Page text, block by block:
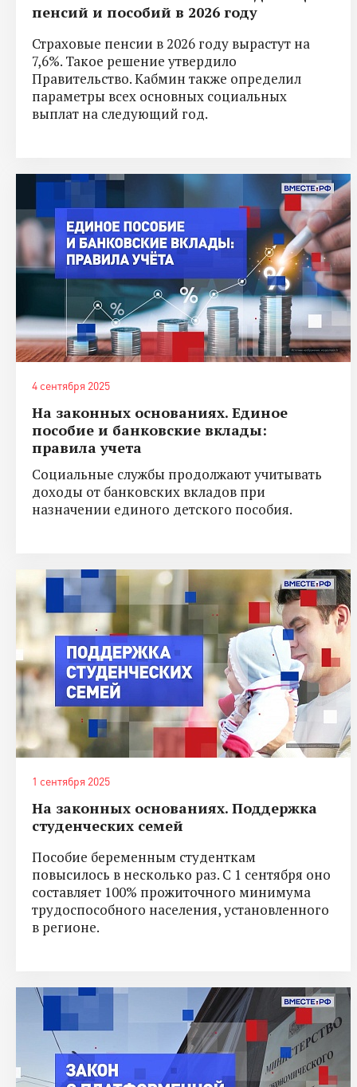
пенсий и пособий в 2026 году
Страховые пенсии в 2026 году вырастут на
7,6%. Такое решение утвердило
Правительство. Кабмин также определил
параметры всех основных социальных
выплат на следующий год.
4 сентября 2025
На законных основаниях. Единое
пособие и банковские вклады:
правила учета
Социальные службы продолжают учитывать
доходы от банковских вкладов при
назначении единого детского пособия.
1 сентября 2025
На законных основаниях. Поддержка
студенческих семей
Пособие беременным студенткам
повысилось в несколько раз. С 1 сентября оно
составляет 100% прожиточного минимума
трудоспособного населения, установленного
в регионе.